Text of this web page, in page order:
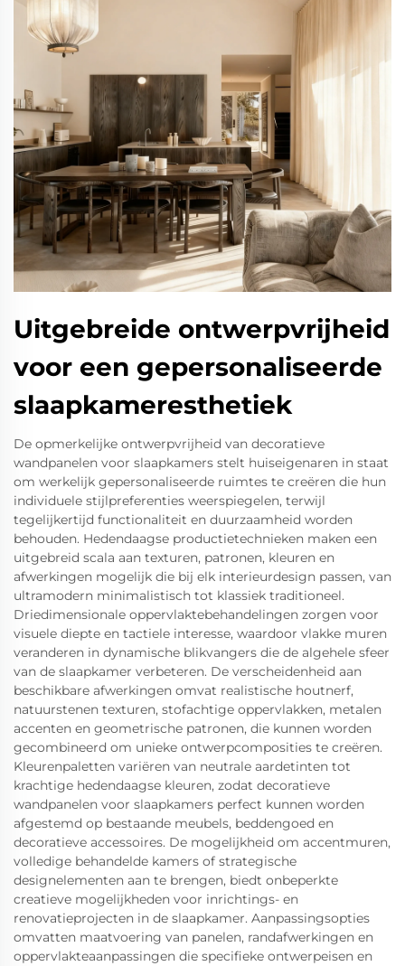
Uitgebreide ontwerpvrijheid
voor een gepersonaliseerde
slaapkameresthetiek
De opmerkelijke ontwerpvrijheid van decoratieve
wandpanelen voor slaapkamers stelt huiseigenaren in staat
om werkelijk gepersonaliseerde ruimtes te creëren die hun
individuele stijlpreferenties weerspiegelen, terwijl
tegelijkertijd functionaliteit en duurzaamheid worden
behouden. Hedendaagse productietechnieken maken een
uitgebreid scala aan texturen, patronen, kleuren en
afwerkingen mogelijk die bij elk interieurdesign passen, van
ultramodern minimalistisch tot klassiek traditioneel.
Driedimensionale oppervlaktebehandelingen zorgen voor
visuele diepte en tactiele interesse, waardoor vlakke muren
veranderen in dynamische blikvangers die de algehele sfeer
van de slaapkamer verbeteren. De verscheidenheid aan
beschikbare afwerkingen omvat realistische houtnerf,
natuurstenen texturen, stofachtige oppervlakken, metalen
accenten en geometrische patronen, die kunnen worden
gecombineerd om unieke ontwerpcomposities te creëren.
Kleurenpaletten variëren van neutrale aardetinten tot
krachtige hedendaagse kleuren, zodat decoratieve
wandpanelen voor slaapkamers perfect kunnen worden
afgestemd op bestaande meubels, beddengoed en
decoratieve accessoires. De mogelijkheid om accentmuren,
volledige behandelde kamers of strategische
designelementen aan te brengen, biedt onbeperkte
creatieve mogelijkheden voor inrichtings- en
renovatieprojecten in de slaapkamer. Aanpassingsopties
omvatten maatvoering van panelen, randafwerkingen en
oppervlakteaanpassingen die specifieke ontwerpeisen en